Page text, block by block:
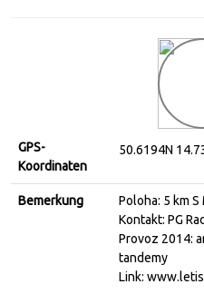
GPS-
Koordinaten
50.6194N
Bemerkung
Poloha: 5 km S
Kontakt: PG
Provoz 2014:
tandemy
Link: